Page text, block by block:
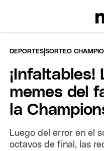
DEPORTES |SORTEO
¡Infaltables!
memes del
la
Luego del error en el
octavos de final, las